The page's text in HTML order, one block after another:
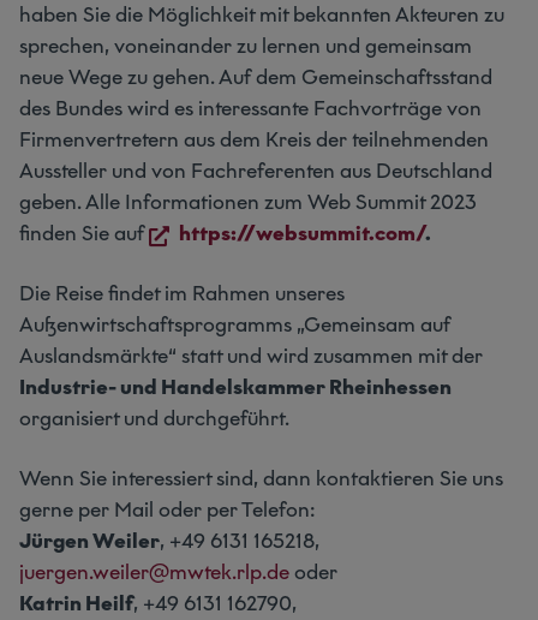
haben Sie die Möglichkeit mit bekannten Akteuren zu
sprechen, voneinander zu lernen und gemeinsam
neue Wege zu gehen. Auf dem Gemeinschaftsstand
des Bundes wird es interessante Fachvorträge von
Firmenvertretern aus dem Kreis der teilnehmenden
Aussteller und von Fachreferenten aus Deutschland
geben. Alle Informationen zum Web Summit 2023
finden Sie auf
https://websummit.com/.
Die Reise findet im Rahmen unseres
Außenwirtschaftsprogramms „Gemeinsam auf
Auslandsmärkte“ statt und wird zusammen mit der
Industrie- und Handelskammer Rheinhessen
organisiert und durchgeführt.
Wenn Sie interessiert sind, dann kontaktieren Sie uns
gerne per Mail oder per Telefon:
Jürgen Weiler, +49 6131 165218,
juergen.weiler@mwtek.rlp.deoder
Katrin Heilf, +49 6131 162790,